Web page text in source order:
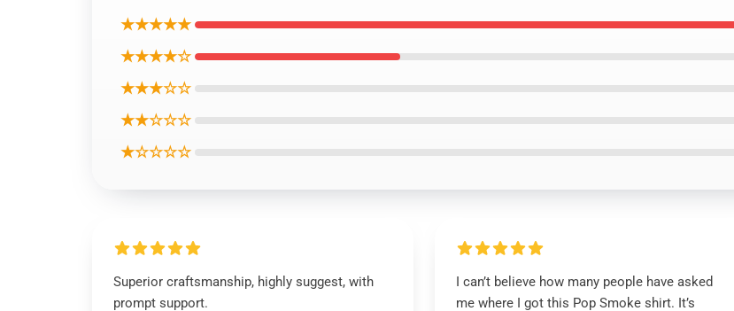
★★★★★
★★★★☆
★★★☆☆
★★☆☆☆
★☆☆☆☆
Superior craftsmanship, highly suggest, with
prompt support.
I can’t believe how many people have asked
me where I got this Pop Smoke shirt. It’s